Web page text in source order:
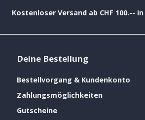
Kostenloser Versand ab CHF 100.--
Deine Bestellung
Bestellvorgang & Kundenkonto
Zahlungsmöglichkeiten
Gutscheine